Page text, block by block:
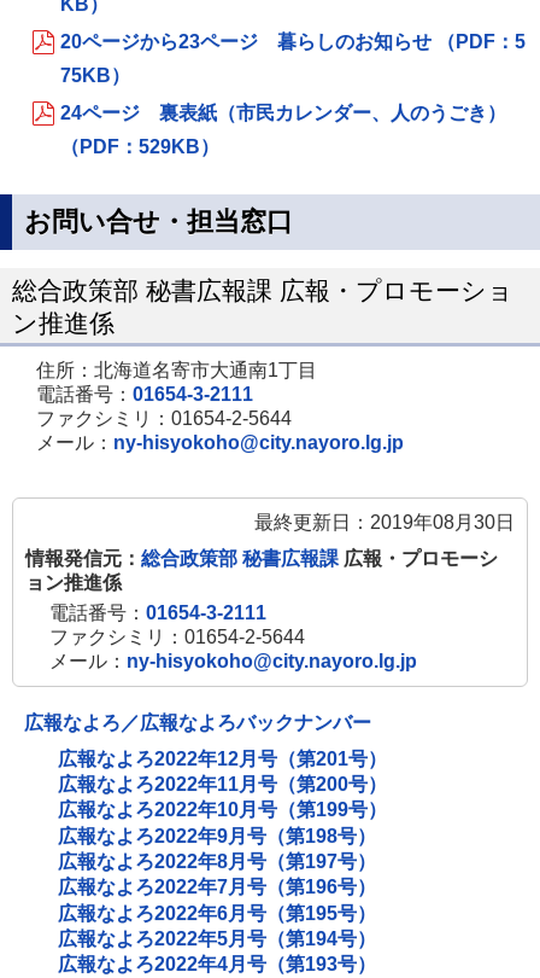
20ページから23ページ 暮らしのお知らせ （PDF：5
75KB）
24ページ 裏表紙（市民カレンダー、人のうごき）
（PDF：529KB）
お問い合せ・担当窓口
総合政策部 秘書広報課 広報・プロモーショ
ン推進係
住所：北海道名寄市大通南1丁目
電話番号： 01654-3-2111
ファクシミリ：01654-2-5644
メール： ny-hisyokoho@city.nayoro.lg.jp
最終更新日：2019年08月30日
情報発信元： 総合政策部 秘書広報課 広報・プロモーシ
ョン推進係
電話番号： 01654-3-2111
ファクシミリ：01654-2-5644
メール： ny-hisyokoho@city.nayoro.lg.jp
広報なよろ／広報なよろバックナンバー
広報なよろ2022年12月号（第201号）
広報なよろ2022年11月号（第200号）
広報なよろ2022年10月号（第199号）
広報なよろ2022年9月号（第198号）
広報なよろ2022年8月号（第197号）
広報なよろ2022年7月号（第196号）
広報なよろ2022年6月号（第195号）
広報なよろ2022年5月号（第194号）
広報なよろ2022年4月号（第193号）